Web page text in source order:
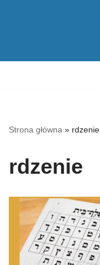
treści
Strona główna » rdzenie
rdzenie